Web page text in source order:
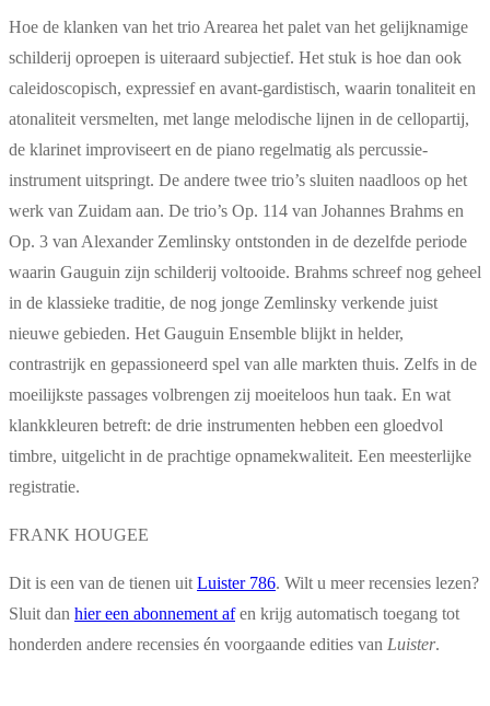
Hoe de klanken van het trio Arearea het palet van het gelijknamige
schilderij oproepen is uiteraard subjectief. Het stuk is hoe dan ook
caleidoscopisch, expressief en avant-gardistisch, waarin tonaliteit en
atonaliteit versmelten, met lange melodische lijnen in de cellopartij,
de klarinet improviseert en de piano regelmatig als percussie-
instrument uitspringt. De andere twee trio’s sluiten naadloos op het
werk van Zuidam aan. De trio’s Op. 114 van Johannes Brahms en
Op. 3 van Alexander Zemlinsky ontstonden in de dezelfde periode
waarin Gauguin zijn schilderij voltooide. Brahms schreef nog geheel
in de klassieke traditie, de nog jonge Zemlinsky verkende juist
nieuwe gebieden. Het Gauguin Ensemble blijkt in helder,
contrastrijk en gepassioneerd spel van alle markten thuis. Zelfs in de
moeilijkste passages volbrengen zij moeiteloos hun taak. En wat
klankkleuren betreft: de drie instrumenten hebben een gloedvol
timbre, uitgelicht in de prachtige opnamekwaliteit. Een meesterlijke
registratie.
FRANK HOUGEE
Dit is een van de tienen uit Luister 786. Wilt u meer recensies lezen?
Sluit dan hier een abonnement afen krijg automatisch toegang tot
honderden andere recensies én voorgaande edities van Luister.